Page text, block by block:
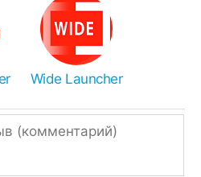
rar:
переименовывают
измените
как ZIP или
Wide Launcher